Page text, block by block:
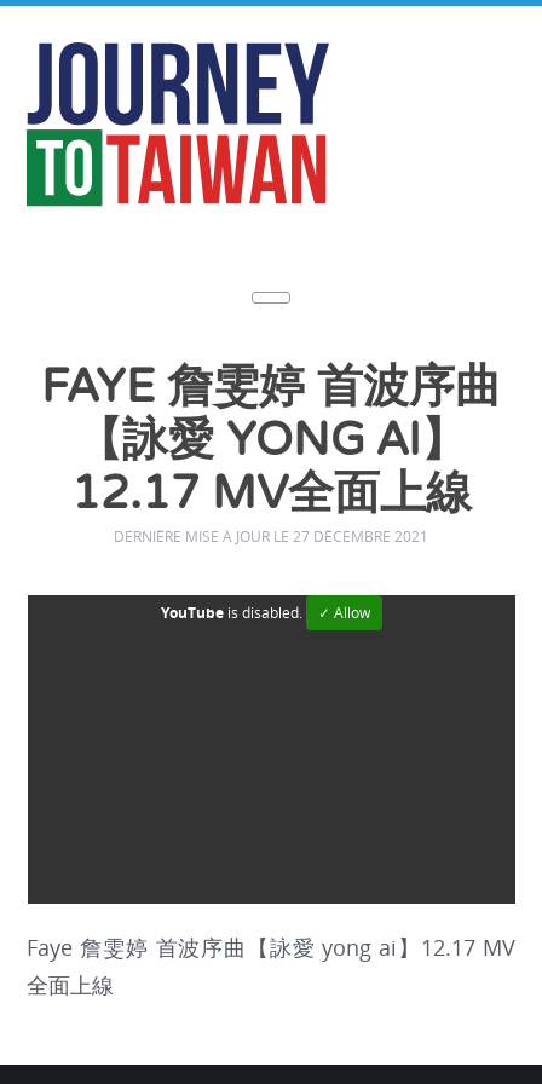
FAYE 詹雯婷 首波序曲
【詠愛 YONG AI】
12.17 MV全面上線
DERNIÈRE MISE À JOUR LE 27 DÉCEMBRE 2021
YouTubeis disabled. ✓ Allow
Faye 詹雯婷 首波序曲【詠愛 yong ai】12.17 MV
全面上線